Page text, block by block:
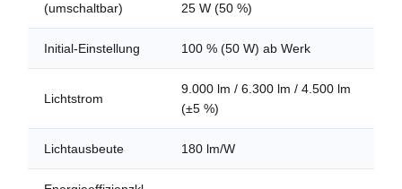
(umschaltbar)
25 W (50 %)
Initial-Einstellung 100 % (50 W) ab Werk
Lichtstrom
9.000 lm / 6.300 lm / 4.500 lm
(±5 %)
Lichtausbeute 180 lm/W